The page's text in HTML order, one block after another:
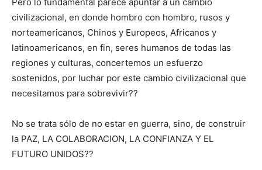
Pero lo fundamental parece apuntar a un cambio
civilizacional, en donde hombro con hombro, rusos y
norteamericanos, Chinos y Europeos, Africanos y
latinoamericanos, en fin, seres humanos de todas las
regiones y culturas, concertemos un esfuerzo
sostenidos, por luchar por este cambio civilizacional que
necesitamos para sobrevivir??
No se trata sólo de no estar en guerra, sino, de construir
la PAZ, LA COLABORACION, LA CONFIANZA Y EL
FUTURO UNIDOS??